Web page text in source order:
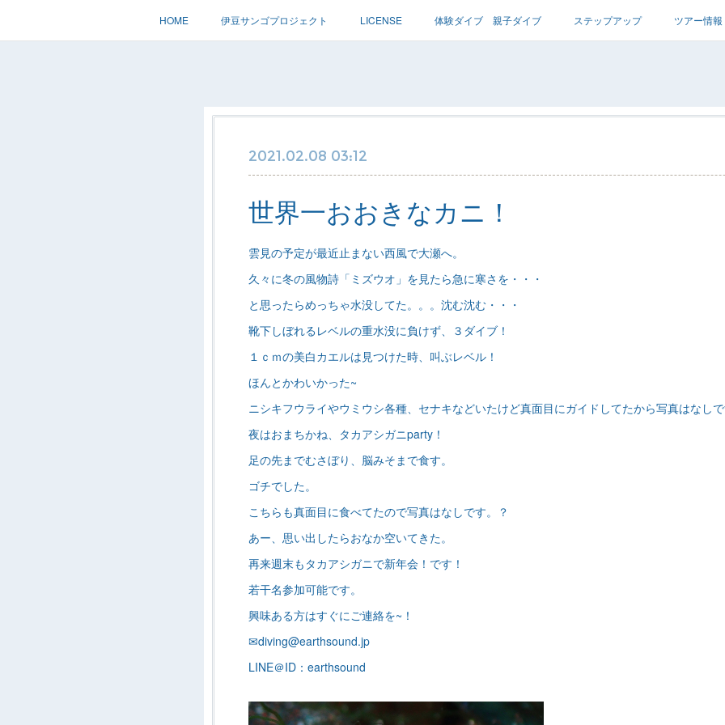
HOME 伊豆サンゴプロジェクト LICENSE 体験ダイブ 親子ダイブ ステップアップ ツアー情報
2021.02.08 03:12
世界一おおきなカニ！
雲見の予定が最近止まない西風で大瀬へ。
久々に冬の風物詩「ミズウオ」を見たら急に寒さを・・・
と思ったらめっちゃ水没してた。。。沈む沈む・・・
靴下しぼれるレベルの重水没に負けず、３ダイブ！
１ｃｍの美白カエルは見つけた時、叫ぶレベル！
ほんとかわいかった~
ニシキフウライやウミウシ各種、セナキなどいたけど真面目にガイドしてたから写真はなし
夜はおまちかね、タカアシガニparty！
足の先までむさぼり、脳みそまで食す。
ゴチでした。
こちらも真面目に食べてたので写真はなしです。？
あー、思い出したらおなか空いてきた。
再来週末もタカアシガニで新年会！です！
若干名参加可能です。
興味ある方はすぐにご連絡を~！
✉diving@earthsound.jp
LINE＠ID：earthsound